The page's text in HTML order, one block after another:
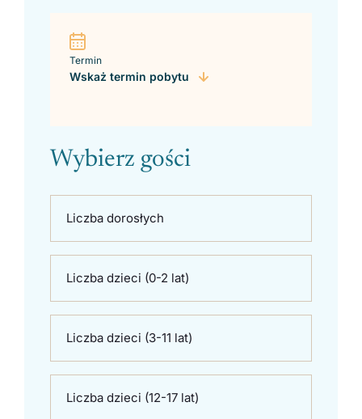
Termin
Wskaż termin pobytu
Wybierz gości
Liczba dorosłych
Liczba dzieci (0-2 lat)
Liczba dzieci (3-11 lat)
Liczba dzieci (12-17 lat)